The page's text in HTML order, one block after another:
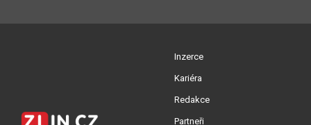
Inzerce
Kariéra
Redakce
Partneři